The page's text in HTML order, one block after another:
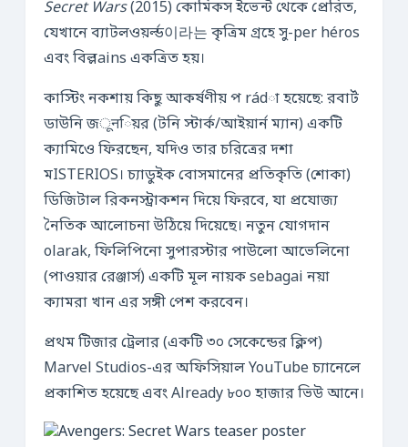
Secret Wars(2015) কোমিকস ইভেন্ট থেকে প্রেরিত,
যেখানে ব্যাটলওয়র্ল্ড이라는 কৃত্রিম গ্রহে সু-per héros
এবং বিল্লains একত্রিত হয়।
কাস্টিং নকশায় কিছু আকর্ষণীয় প rádা হয়েছে: রবার্ট
ডাউনি জूनিয়র (টনি স্টার্ক/আইয়ার্ন ম্যান) একটি
ক্যামিওে ফিরছেন, যদিও তার চরিত্রের দশা
মISTERIOS। চ্যাডুইক বোসমানের প্রতিকৃতি (শোকা)
ডিজিটাল রিকনস্ট্রাকশন দিয়ে ফিরবে, যা প্রযোজ্য
নৈতিক আলোচনা উঠিয়ে দিয়েছে। নতুন যোগদান
olarak, ফিলিপিনো সুপারস্টার পাউলো আভেলিনো
(পাওয়ার রেঞ্জার্স) একটি মূল নায়ক sebagai নয়া
ক্যামরা খান এর সঙ্গী পেশ করবেন।
প্রথম টিজার ট্রেলার (একটি ৩০ সেকেন্ডের ক্লিপ)
Marvel Studios-এর অফিসিয়াল YouTube চ্যানেলে
প্রকাশিত হয়েছে এবং Already ৮০০ হাজার ভিউ আনে।